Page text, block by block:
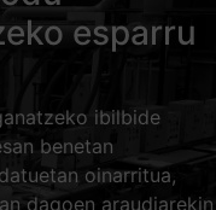
esparru
ibilbide
benetan
oinarritua,
dagoen araudiarekin